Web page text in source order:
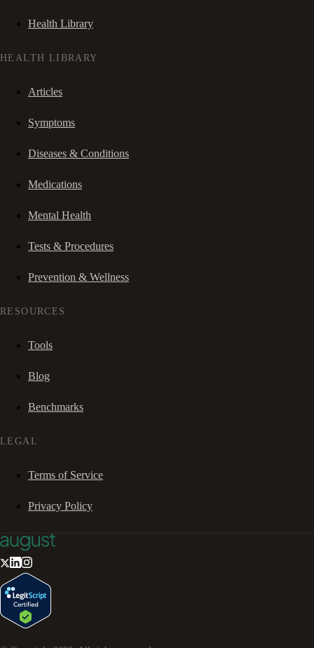
Health Library
HEALTH LIBRARY
Articles
Symptoms
Diseases & Conditions
Medications
Mental Health
Tests & Procedures
Prevention & Wellness
RESOURCES
Tools
Blog
Benchmarks
LEGAL
Terms of Service
Privacy Policy